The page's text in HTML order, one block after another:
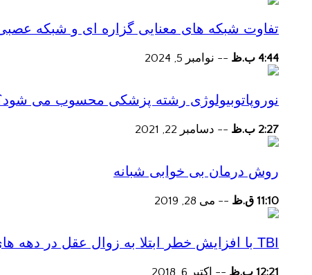
تفاوت شبکه های معنایی گزاره ای و شبکه
4:44 ب.ظ -- نوامبر 5, 2024
نوروپاتوبیولوژی رشته پزشکی محسوب می
2:27 ب.ظ -- دسامبر 22, 2021
روش درمان بی خوابی شبانه
11:10 ق.ظ -- می 28, 2019
TBI با افزایش خطر ابتلا به زوال عقل در دهه های پس از آسیب همراه است
12:21 ب.ظ -- اکتبر 6, 2018